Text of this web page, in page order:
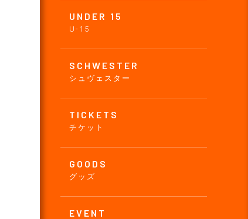
UNDER 15
U-15
SCHWESTER
シュヴェスター
TICKETS
チケット
GOODS
グッズ
EVENT